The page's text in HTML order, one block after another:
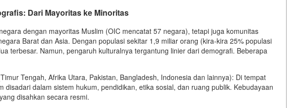
Dari Mayoritas ke Minoritas
dengan mayoritas Muslim (OIC mencatat 57 negara), tetapi juga komunitas
Barat dan Asia. Dengan populasi sekitar 1,9 miliar orang (kira-kira 25% populasi
terbesar. Namun, pengaruh kulturalnya tergantung linier dari demografi. Beberapa
Tengah, Afrika Utara, Pakistan, Bangladesh, Indonesia dan lainnya): Di tempat
disadari dalam sistem hukum, pendidikan, etika sosial, dan ruang publik. Kebudayaan
disahkan secara resmi.